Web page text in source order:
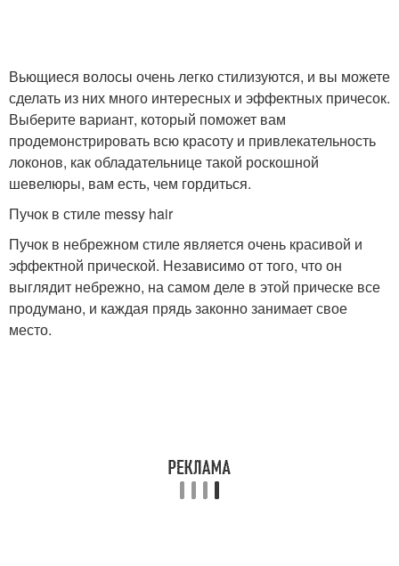
Хвост под кепкой Хвост с косичкой
Двойной хвост
Высокий пучок Рыбий хвост
Вьющиеся волосы очень легко стилизуются, и вы можете
сделать из них много интересных и эффектных причесок.
Выберите вариант, который поможет вам
продемонстрировать всю красоту и привлекательность
локонов, как обладательнице такой роскошной
шевелюры, вам есть, чем гордиться.
Пучок в стиле messy hair
Пучок в небрежном стиле является очень красивой и
эффектной прической. Независимо от того, что он
выглядит небрежно, на самом деле в этой прическе все
продумано, и каждая прядь законно занимает свое
место.